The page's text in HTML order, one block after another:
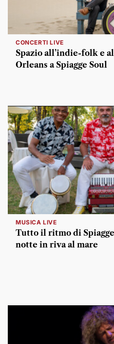
CONCERTI LIVE
Spazio all’indie-folk e
Orleans a Spiagge Soul
MUSICA LIVE
Tutto il ritmo di
notte in riva al mare